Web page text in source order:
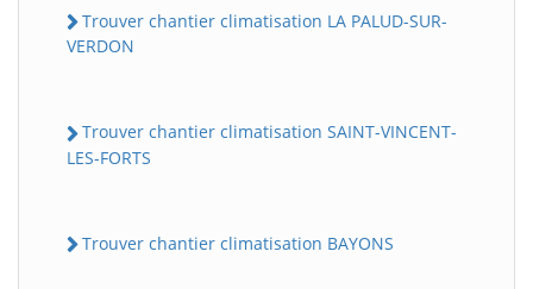
Trouver chantier climatisation LA PALUD-SUR-
VERDON
Trouver chantier climatisation SAINT-VINCENT-
LES-FORTS
Trouver chantier climatisation BAYONS